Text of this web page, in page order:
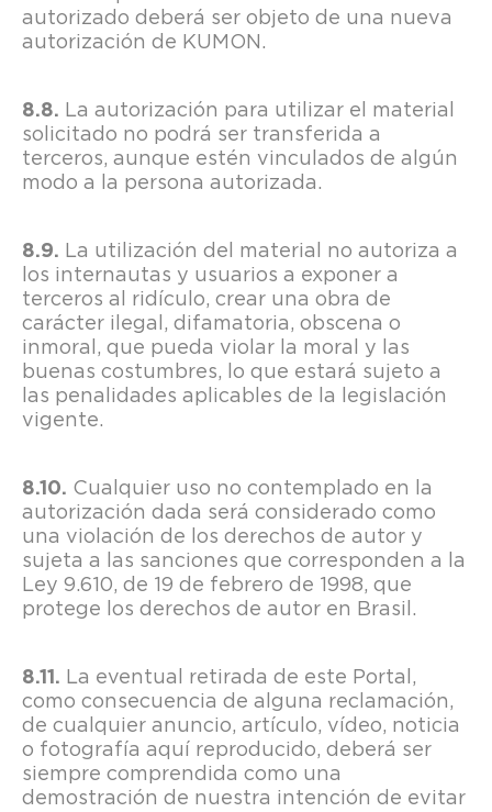
autorizado deberá ser objeto de una nueva
autorización de KUMON.
La autorización para utilizar el material
solicitado no podrá ser transferida a
terceros, aunque estén vinculados de algún
modo a la persona autorizada.
La utilización del material no autoriza a
los internautas y usuarios a exponer a
terceros al ridículo, crear una obra de
carácter ilegal, difamatoria, obscena o
inmoral, que pueda violar la moral y las
buenas costumbres, lo que estará sujeto a
las penalidades aplicables de la legislación
vigente.
Cualquier uso no contemplado en la
autorización dada será considerado como
una violación de los derechos de autor y
sujeta a las sanciones que corresponden a la
Ley 9.610, de 19 de febrero de 1998, que
protege los derechos de autor en Brasil.
La eventual retirada de este Portal,
como consecuencia de alguna reclamación,
de cualquier anuncio, artículo, vídeo, noticia
o fotografía aquí reproducido, deberá ser
siempre comprendida como una
demostración de nuestra intención de evitar